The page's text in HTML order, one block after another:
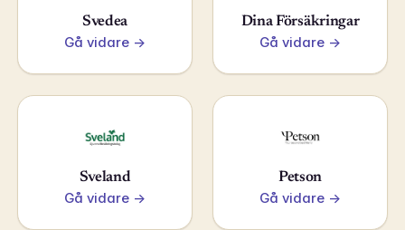
Svedea
Gå vidare →
Dina Försäkringar
Gå vidare →
Sveland
Gå vidare →
Petson
Gå vidare →